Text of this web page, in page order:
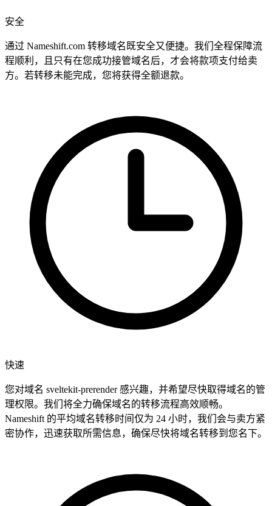
安全
通过 Nameshift.com 转移域名既安全又便捷。我们全程保障流
程顺利，且只有在您成功接管域名后，才会将款项支付给卖
方。若转移未能完成，您将获得全额退款。
快速
您对域名 sveltekit-prerender 感兴趣，并希望尽快取得域名的管
理权限。我们将全力确保域名的转移流程高效顺畅。
Nameshift 的平均域名转移时间仅为 24 小时，我们会与卖方紧
密协作，迅速获取所需信息，确保尽快将域名转移到您名下。